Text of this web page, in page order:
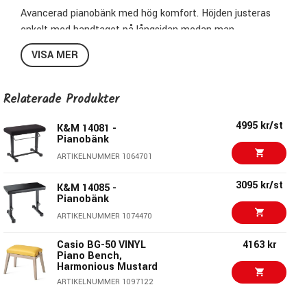
Avancerad pianobänk med hög komfort. Höjden justeras
enkelt med handtaget på långsidan medan man
fortfarande sitter på bänken. Svart läderimitation.
Färg: Svart
Benbas: 660 x 370mm
Sits: 660 x 330mm
Storlek hopfälld: 660 x 380 x 455mm
Vikt: 12kg
Steglös, pneumatisk höjdjustering
Pris per styck
König & Meyer Stands - Högkvalitativa
VISA MER
Relaterade Produkter
K&M 14081 -
Pianobänk
ARTIKELNUMMER 1064701
4995 kr/st
K&M 14085 -
Pianobänk
ARTIKELNUMMER 1074470
3095 kr/st
Casio BG-50 VINYL
Piano Bench,
Harmonious Mustard
ARTIKELNUMMER 1097122
4163 kr